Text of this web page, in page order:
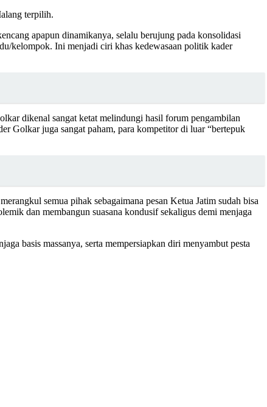
terpilih.
apapun dinamikanya, selalu berujung pada konsolidasi
kelompok. Ini menjadi ciri khas kedewasaan politik kader
dikenal sangat ketat melindungi hasil forum pengambilan
Golkar juga sangat paham, para kompetitor di luar “bertepuk
semua pihak sebagaimana pesan Ketua Jatim sudah bisa
dan membangun suasana kondusif sekaligus demi menjaga
basis massanya, serta mempersiapkan diri menyambut pesta